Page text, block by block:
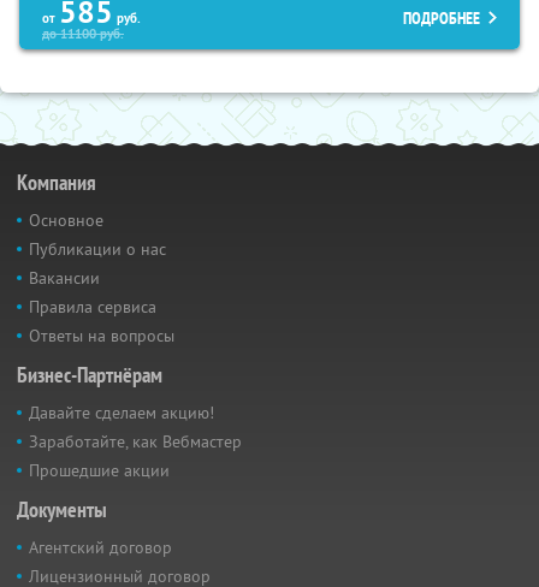
от 585 руб.
до11100руб.
ПОДРОБНЕЕ
Компания
Основное
Публикации о нас
Вакансии
Правила сервиса
Ответы на вопросы
Бизнес-Партнёрам
Давайте сделаем акцию!
Заработайте, как Вебмастер
Прошедшие акции
Документы
Агентский договор
Лицензионный договор